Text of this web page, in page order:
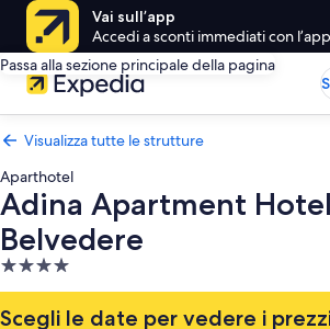
Vai sull’app
Accedi a sconti immediati con l’app
Passa alla sezione principale della pagina
Visualizza tutte le strutture
Aparthotel
Adina Apartment
Belvedere
Struttura
a
4.0
Scegli le date per vedere i